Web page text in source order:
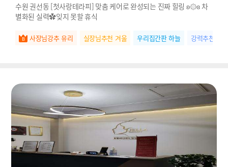
수원 권선동 [첫사랑테라피] 맞춤 케어로 완성되는 진짜 힐링 ʚ۞ɞ 차
별화된 실력✿잊지 못할 휴식
사장님강추 유리 실장님추천 겨울 우리집간판 하늘 강력추천 초아